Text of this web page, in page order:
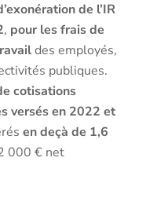
de l’IR
, pour lesfrais de
des employés,
publiques.
cotisations
versés en 2022 et
en deçà de 1,6
000 € net